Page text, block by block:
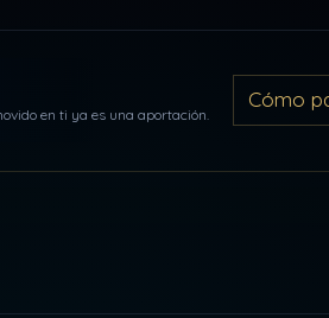
en ti ya es una aportación.
Cómo